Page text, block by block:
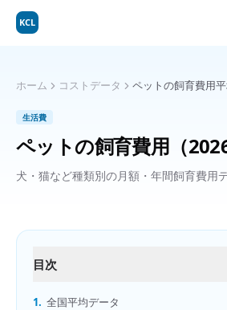
KCL
ホーム コストデータ ペットの飼育費用
生活費
ペットの飼育費用 （
犬・猫など種類別の月額・年間飼育費用
目次
1. 全国平均データ